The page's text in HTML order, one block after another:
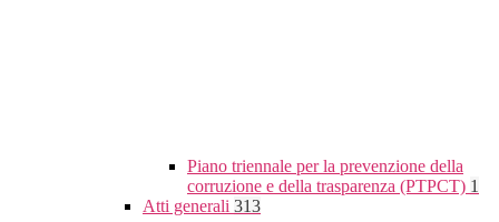
Piano triennale per la prevenzione della
corruzione e della trasparenza (PTPCT) 1
Atti generali 313